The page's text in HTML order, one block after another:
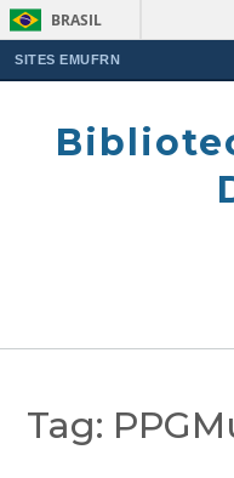
BRASIL
SITES EMUFRN
Tag: